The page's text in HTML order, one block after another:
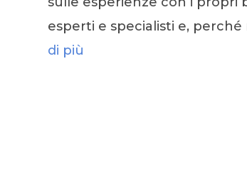
esperti e specialisti e,
di più